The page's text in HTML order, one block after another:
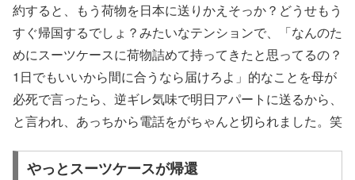
約すると、もう荷物を日本に送りかえそっか？どうせもう
すぐ帰国するでしょ？みたいなテンションで、「なんのた
めにスーツケースに荷物詰めて持ってきたと思ってるの？
1日でもいいから間に合うなら届けろよ」的なことを母が
必死で言ったら、逆ギレ気味で明日アパートに送るから、
と言われ、あっちから電話をがちゃんと切られました。笑
やっとスーツケースが帰還